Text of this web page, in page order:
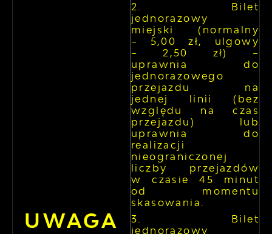
UWAGA
Bilet
jednorazowy
miejski (normalny
– 5,00 zł, ulgowy
– 2,50 zł) –
uprawnia do
jednorazowego
przejazdu na
jednej linii (bez
względu na czas
przejazdu) lub
uprawnia do
realizacji
nieograniczonej
liczby przejazdów
w czasie 45 minut
od momentu
skasowania.
Bilet
jednorazowy